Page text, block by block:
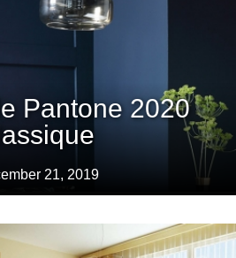
Pantone 2020
21, 2019